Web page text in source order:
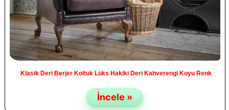
Klasik Deri Berjer Koltuk Lüks Hakiki Deri Kahverengi Koyu Renk
İncele »